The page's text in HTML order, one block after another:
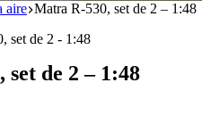
aire Matra R-530, set de 2 – 1:48
de 2 – 1:48